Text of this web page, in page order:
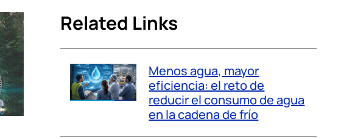
Related Links
Menos agua, mayor
eficiencia: el reto de
reducir el consumo de agua
en la cadena de frío